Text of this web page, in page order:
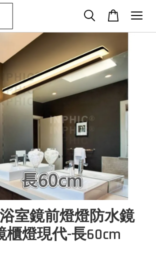
室鏡前燈燈防水鏡
櫃燈現代-長60cm